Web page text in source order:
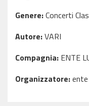
Genere:Concerti Clas
Autore:VARI
Compagnia: ENTE
Organizzatore: